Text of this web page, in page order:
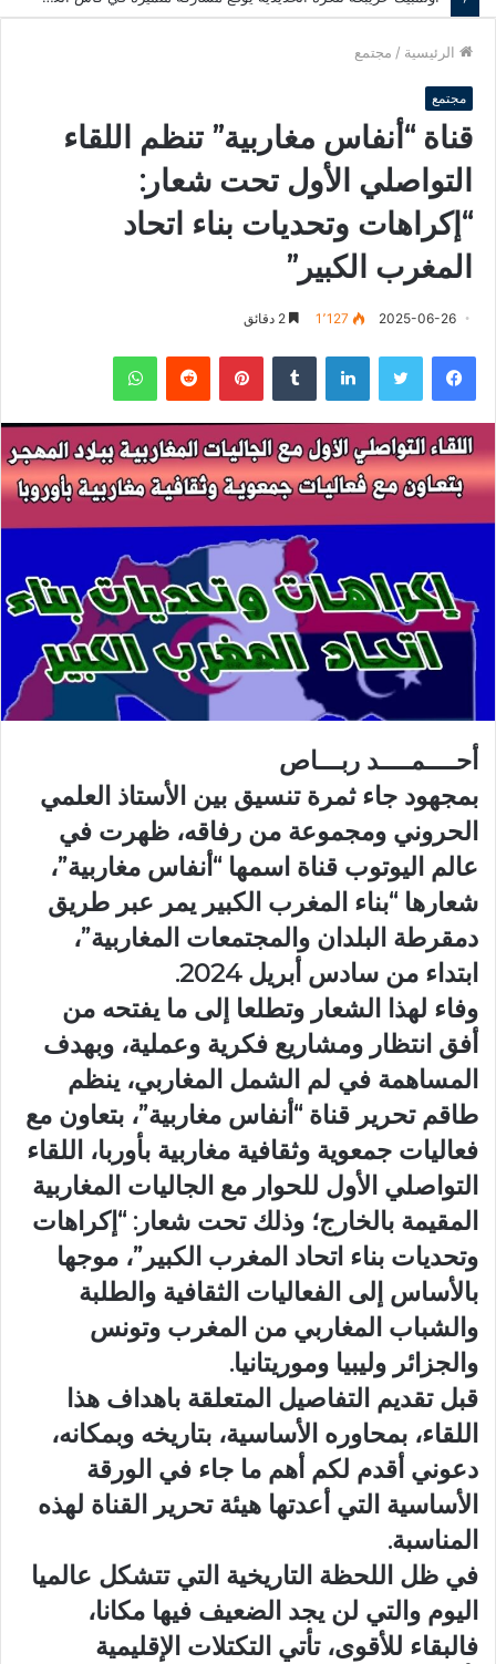
الرئيسية / مجتمع
مجتمع
قناة “أنفاس مغاربية” تنظم اللقاء
التواصلي الأول تحت شعار:
“إكراهات وتحديات بناء اتحاد
المغرب الكبير”
2025-06-26 1٬127
فيسبوك لينكدإن بينتيريست
أحــــمــــد ربـــاص
بمجهود جاء ثمرة تنسيق بين الأستاذ العلمي
الحروني ومجموعة من رفاقه، ظهرت في
عالم اليوتوب قناة اسمها “أنفاس مغاربية”،
شعارها “بناء المغرب الكبير يمر عبر طريق
دمقرطة البلدان والمجتمعات المغاربية”،
ابتداء من سادس أبريل 2024.
وفاء لهذا الشعار وتطلعا إلى ما يفتحه من
أفق انتظار ومشاريع فكرية وعملية، وبهدف
المساهمة في لم الشمل المغاربي، ينظم
طاقم تحرير قناة “أنفاس مغاربية”، بتعاون مع
فعاليات جمعوية وثقافية مغاربية بأوربا، اللقاء
التواصلي الأول للحوار مع الجاليات المغاربية
المقيمة بالخارج؛ وذلك تحت شعار: “إكراهات
وتحديات بناء اتحاد المغرب الكبير”، موجها
بالأساس إلى الفعاليات الثقافية والطلبة
والشباب المغاربي من المغرب وتونس
والجزائر وليبيا وموريتانيا.
قبل تقديم التفاصيل المتعلقة باهداف هذا
اللقاء، بمحاوره الأساسية، بتاريخه وبمكانه،
دعوني أقدم لكم أهم ما جاء في الورقة
الأساسية التي أعدتها هيئة تحرير القناة لهذه
المناسبة.
في ظل اللحظة التاريخية التي تتشكل عالميا
اليوم والتي لن يجد الضعيف فيها مكانا،
فالبقاء للأقوى، تأتي التكتلات الإقليمية